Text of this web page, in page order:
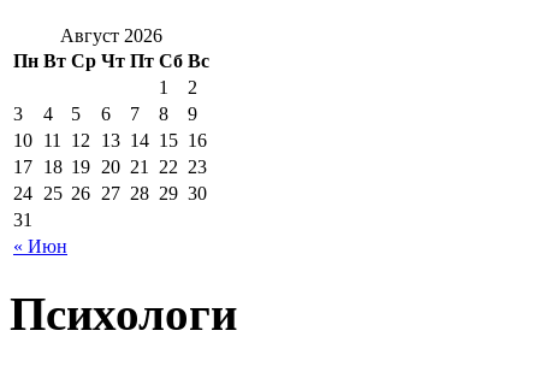
Август 2026
Пн Вт Ср Чт Пт Сб Вс
« Июн
1
2
3
4 5 6 7 8
9
10 11 12 13 14 15 16
17 18 19 20 21 22 23
24 25 26 27 28 29 30
31
Психологи